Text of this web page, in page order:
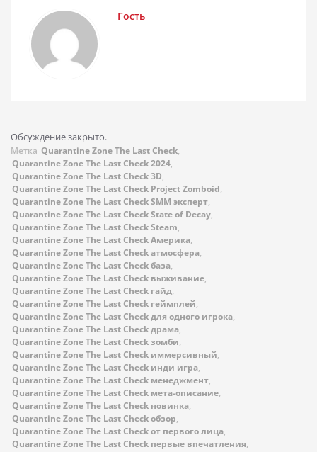
Гость
Обсуждение закрыто.
Метка Quarantine Zone The Last Check,
Quarantine Zone The Last Check 2024,
Quarantine Zone The Last Check 3D,
Quarantine Zone The Last Check Project Zomboid,
Quarantine Zone The Last Check SMM эксперт,
Quarantine Zone The Last Check State of Decay,
Quarantine Zone The Last Check Steam,
Quarantine Zone The Last Check Америка,
Quarantine Zone The Last Check атмосфера,
Quarantine Zone The Last Check база,
Quarantine Zone The Last Check выживание,
Quarantine Zone The Last Check гайд,
Quarantine Zone The Last Check геймплей,
Quarantine Zone The Last Check для одного игрока,
Quarantine Zone The Last Check драма,
Quarantine Zone The Last Check зомби,
Quarantine Zone The Last Check иммерсивный,
Quarantine Zone The Last Check инди игра,
Quarantine Zone The Last Check менеджмент,
Quarantine Zone The Last Check мета-описание,
Quarantine Zone The Last Check новинка,
Quarantine Zone The Last Check обзор,
Quarantine Zone The Last Check от первого лица,
Quarantine Zone The Last Check первые впечатления,